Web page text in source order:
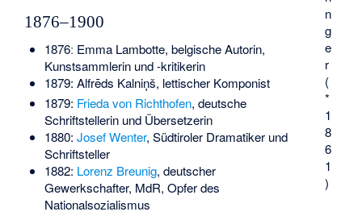
n
g
e
r
(
*
1
8
6
1
)
1876–1900
1876ː Emma Lambotte, belgische Autorin,
Kunstsammlerin und -kritikerin
1879: Alfrēds Kalniņš, lettischer Komponist
1879: Frieda von Richthofen, deutsche
Schriftstellerin und Übersetzerin
1880: Josef Wenter, Südtiroler Dramatiker und
Schriftsteller
1882: Lorenz Breunig, deutscher
Gewerkschafter, MdR, Opfer des
Nationalsozialismus